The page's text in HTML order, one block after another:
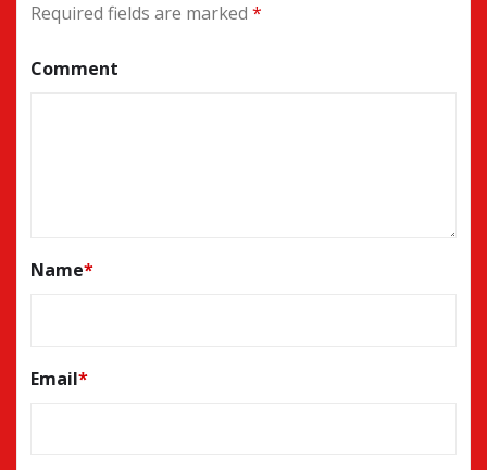
Required fields are marked *
Comment
Name*
Email*